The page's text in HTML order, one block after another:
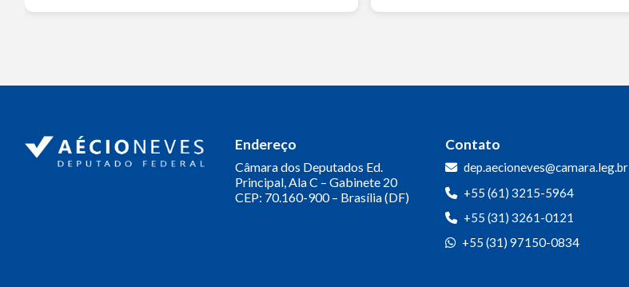
Endereço
Câmara dos Deputados Ed.
Principal, Ala C – Gabinete 20
CEP: 70.160-900 – Brasília (DF)
Contato
dep.aecioneves@camara.leg.br
+55 (61) 3215-5964
+55 (31) 3261-0121
+55 (31) 97150-0834